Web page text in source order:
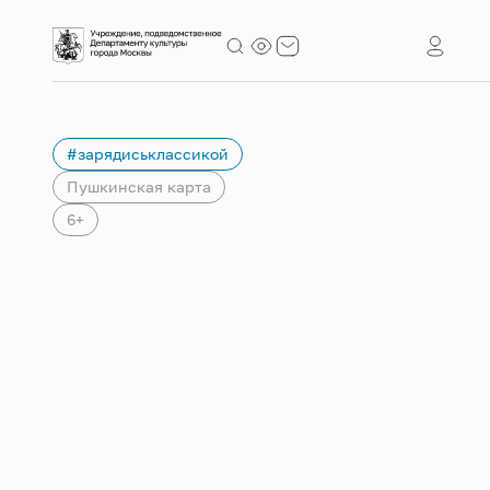
#зарядиськлассикой
Пушкинская карта
6+